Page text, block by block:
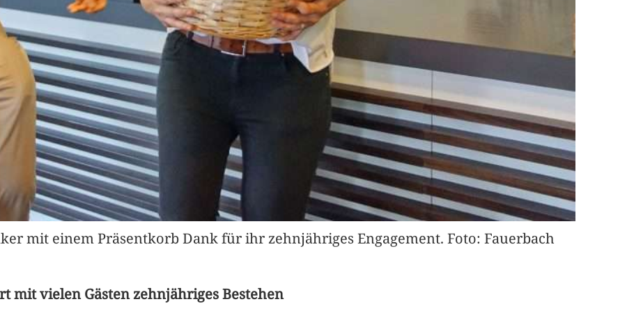
mit einem Präsentkorb Dank für ihr zehnjähriges Engagement. Foto: Fauerbach
mit vielen Gästen zehnjähriges Bestehen